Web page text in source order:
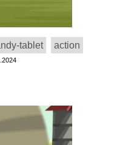
tablet action